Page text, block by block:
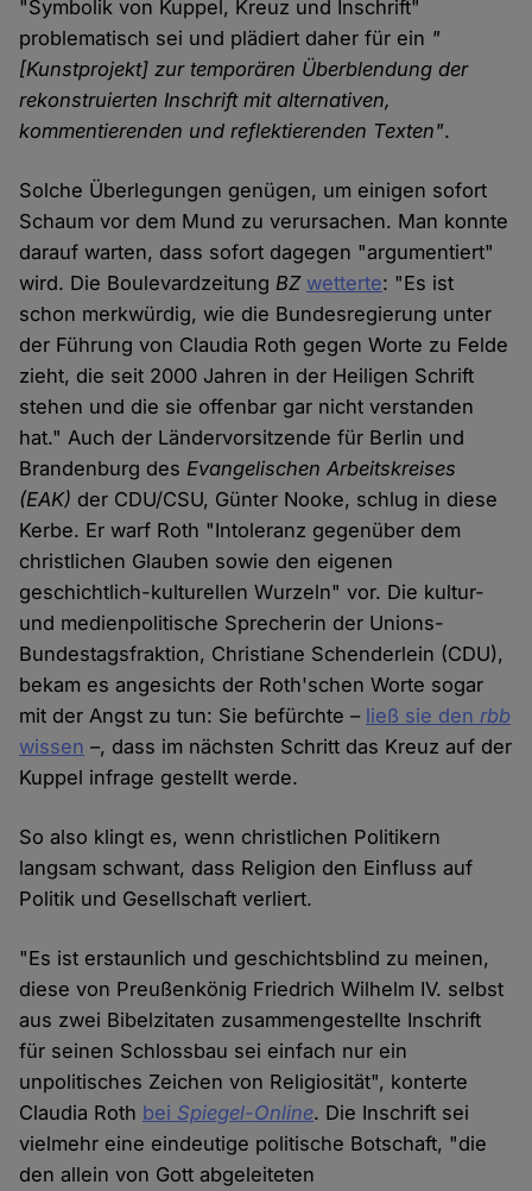
"Symbolik von Kuppel, Kreuz und Inschrift"
problematisch sei und plädiert daher für ein "
[Kunstprojekt] zur temporären Überblendung der
rekonstruierten Inschrift mit alternativen,
kommentierenden und reflektierenden Texten".
Solche Überlegungen genügen, um einigen sofort
Schaum vor dem Mund zu verursachen. Man konnte
darauf warten, dass sofort dagegen "argumentiert"
wird. Die Boulevardzeitung BZ wetterte: "Es ist
schon merkwürdig, wie die Bundesregierung unter
der Führung von Claudia Roth gegen Worte zu Felde
zieht, die seit 2000 Jahren in der Heiligen Schrift
stehen und die sie offenbar gar nicht verstanden
hat." Auch der Ländervorsitzende für Berlin und
Brandenburg des Evangelischen Arbeitskreises
(EAK) der CDU/CSU, Günter Nooke, schlug in diese
Kerbe. Er warf Roth "Intoleranz gegenüber dem
christlichen Glauben sowie den eigenen
geschichtlich-kulturellen Wurzeln" vor. Die kultur-
und medienpolitische Sprecherin der Unions-
Bundestagsfraktion, Christiane Schenderlein (CDU),
bekam es angesichts der Roth'schen Worte sogar
mit der Angst zu tun: Sie befürchte – ließ sie den rbb
wissen –, dass im nächsten Schritt das Kreuz auf der
Kuppel infrage gestellt werde.
So also klingt es, wenn christlichen Politikern
langsam schwant, dass Religion den Einfluss auf
Politik und Gesellschaft verliert.
"Es ist erstaunlich und geschichtsblind zu meinen,
diese von Preußenkönig Friedrich Wilhelm IV. selbst
aus zwei Bibelzitaten zusammengestellte Inschrift
für seinen Schlossbau sei einfach nur ein
unpolitisches Zeichen von Religiosität", konterte
Claudia Roth bei Spiegel-Online. Die Inschrift sei
vielmehr eine eindeutige politische Botschaft, "die
den allein von Gott abgeleiteten